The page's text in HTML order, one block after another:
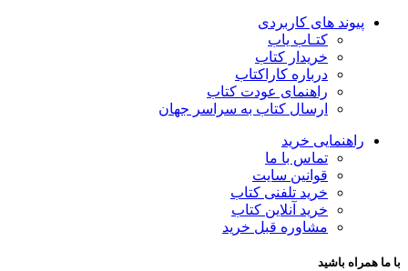
پیوند های کاربردی
کتـاب یاب
خریدار کتاب
درباره کاراکتاب
راهنمای عودت کتاب
ارسال کتاب به سراسر جهان
راهنمایی خرید
تماس با ما
قوانین سایت
خرید تلفنی کتاب
خرید آنلاین کتاب
مشاوره قبل خرید
با ما همراه باشید